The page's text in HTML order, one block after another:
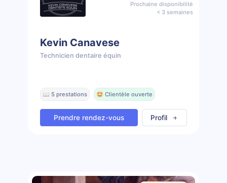
Prochaine disponibilité
< 3 semaines
Kevin Canavese
Technicien dentaire équin
📖 5 prestations 🤩 Clientèle ouverte
Prendre rendez-vous Profil